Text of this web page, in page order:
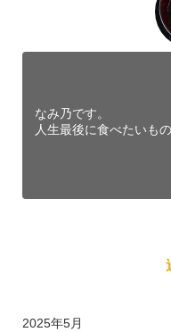
なみ乃です。
人生最後に食べたいも
2025年5月